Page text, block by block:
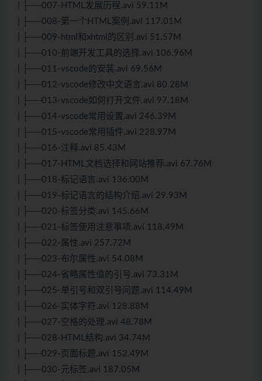
| ├──007-HTML发展历程.avi 59.11M
| ├──008-第一个HTML案例.avi 117.01M
| ├──009-html和xhtml的区别.avi 51.57M
| ├──010-前端开发工具的选择.avi 106.96M
| ├──011-vscode的安装.avi 69.56M
| ├──012-vscode修改中文语言.avi 80.28M
| ├──013-vscode如何打开文件.avi 97.18M
| ├──014-vscode常用设置.avi 246.39M
| ├──015-vscode常用插件.avi 228.97M
| ├──016-注释.avi 85.43M
| ├──017-HTML文档选择和网站推荐.avi 67.76M
| ├──018-标记语言.avi 136.00M
| ├──019-标记语言的结构介绍.avi 29.93M
| ├──020-标签分类.avi 145.66M
| ├──021-标签使用注意事项.avi 118.49M
| ├──022-属性.avi 257.72M
| ├──023-布尔属性.avi 54.08M
| ├──024-省略属性值的引号.avi 73.31M
| ├──025-单引号和双引号问题.avi 114.49M
| ├──026-实体字符.avi 128.88M
| ├──027-空格的处理.avi 48.78M
| ├──028-HTML结构.avi 34.74M
| ├──029-页面标题.avi 152.49M
| ├──030-元标签.avi 187.05M